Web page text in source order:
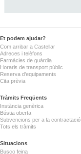
Et podem ajudar?
Com arribar a Castellar
Adreces i telèfons
Farmàcies de guàrdia
Horaris de transport públic
Reserva d'equipaments
Cita prèvia
Tràmits Freqüents
Instància genèrica
Bústia oberta
Subvencions per a la contractació
Tots els tràmits
Situacions
Busco feina